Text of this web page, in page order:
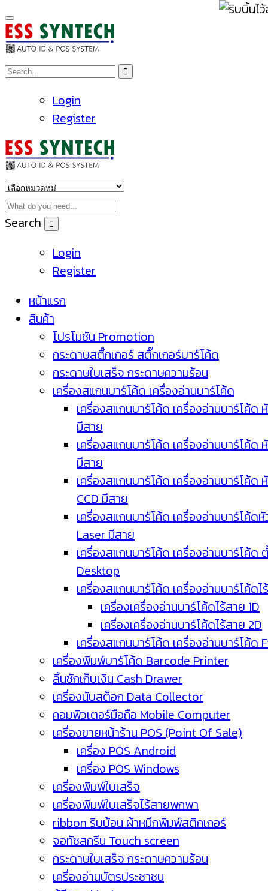
Login
Register
Search
Login
Register
หน้าแรก
สินค้า
โปรโมชัน Promotion
กระดาษสติ๊กเกอร์ สติ๊กเกอร์บาร์โค้ด
กระดาษใบเสร็จ กระดาษความร้อน
เครื่องสแกนบาร์โค้ด เครื่องอ่านบาร์โค้ด
เครื่องสแกนบาร์โค้ด เครื่องอ่านบาร์โค้ด
มีสาย
เครื่องสแกนบาร์โค้ด เครื่องอ่านบาร์โค้ด
มีสาย
เครื่องสแกนบาร์โค้ด เครื่องอ่านบาร์โค้ด
CCD มีสาย
เครื่องสแกนบาร์โค้ด เครื่องอ่านบาร์โค้ด
Laser มีสาย
เครื่องสแกนบาร์โค้ด เครื่องอ่านบาร์โค้ด
Desktop
เครื่องสแกนบาร์โค้ด เครื่องอ่านบาร์โค้ดไ
เครื่องเครื่องอ่านบาร์โค้ดไร้สาย 1D
เครื่องเครื่องอ่านบาร์โค้ดไร้สาย 2D
เครื่องสแกนบาร์โค้ด เครื่องอ่านบาร์โค้ด
เครื่องพิมพ์บาร์โค้ด Barcode Printer
ลิ้นชักเก็บเงิน Cash Drawer
เครื่องนับสต็อก Data Collector
คอมพิวเตอร์มือถือ Mobile Computer
เครื่องขายหน้าร้าน POS (Point Of Sale)
เครื่อง POS Android
เครื่อง POS Windows
เครื่องพิมพ์ใบเสร็จ
เครื่องพิมพ์ใบเสร็จไร้สายพกพา
ribbon ริบบ้อน ผ้าหมึกพิมพ์สติกเกอร์
จอทัชสกรีน Touch screen
กระดาษใบเสร็จ กระดาษความร้อน
เครื่องอ่านบัตรประชาชน